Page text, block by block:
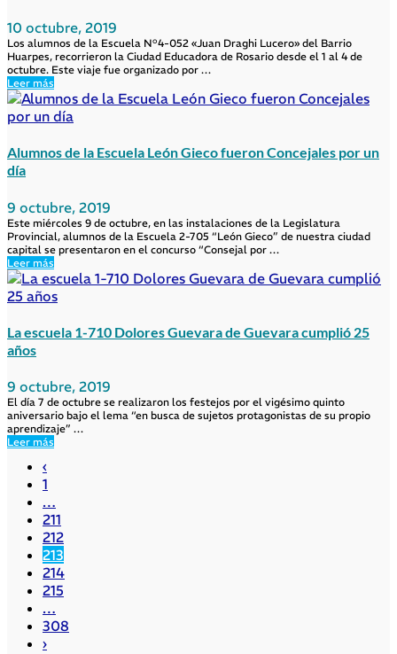
10 octubre, 2019
Los alumnos de la Escuela N°4-052 «Juan Draghi Lucero» del Barrio
Huarpes, recorrieron la Ciudad Educadora de Rosario desde el 1 al 4 de
octubre. Este viaje fue organizado por …
Leer más
Alumnos de la Escuela León Gieco fueron Concejales por un
día
9 octubre, 2019
Este miércoles 9 de octubre, en las instalaciones de la Legislatura
Provincial, alumnos de la Escuela 2-705 “León Gieco” de nuestra ciudad
capital se presentaron en el concurso “Consejal por …
Leer más
La escuela 1-710 Dolores Guevara de Guevara cumplió 25
años
9 octubre, 2019
El día 7 de octubre se realizaron los festejos por el vigésimo quinto
aniversario bajo el lema “en busca de sujetos protagonistas de su propio
aprendizaje” …
Leer más
‹
1
…
211
212
213
214
215
…
308
›